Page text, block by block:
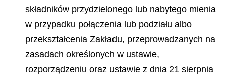
składników przydzielonego lub nabytego mienia
w przypadku połączenia lub podziału albo
przekształcenia Zakładu, przeprowadzanych na
zasadach określonych w ustawie,
rozporządzeniu oraz ustawie z dnia 21 sierpnia